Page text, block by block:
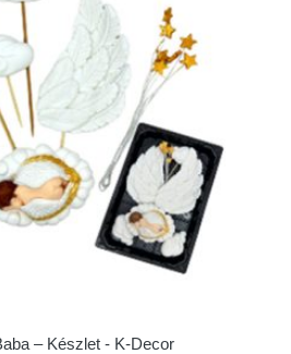
– Készlet - K-Decor